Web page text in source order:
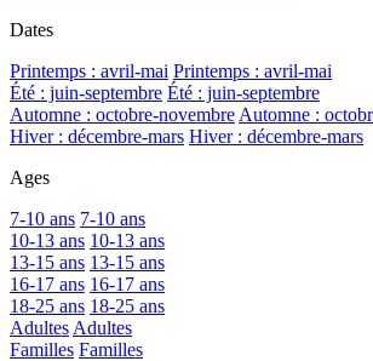
Dates
Printemps : avril-mai Printemps : avril-mai
Été : juin-septembre Été : juin-septembre
Automne : octobre-novembre Automne :
Hiver : décembre-mars Hiver : décembre-mars
Ages
7-10 ans 7-10 ans
10-13 ans 10-13 ans
13-15 ans 13-15 ans
16-17 ans 16-17 ans
18-25 ans 18-25 ans
Adultes Adultes
Familles Familles